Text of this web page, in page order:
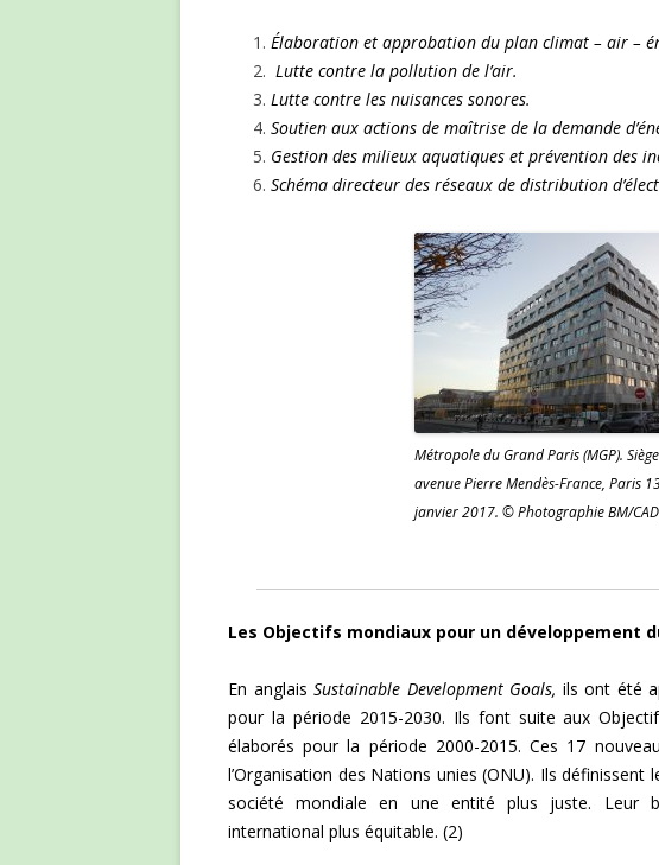
Élaboration et approbation du plan climat – air –
Lutte contre la pollution de l’air.
Lutte contre les nuisances sonores.
Soutien aux actions de maîtrise de la demande
Gestion des milieux aquatiques et prévention des
Schéma directeur des réseaux de distribution
Métropole du Grand Paris (MGP).
avenue Pierre Mendès-France, Paris
janvier 2017. © Photographie BM/
Les Objectifs mondiaux pour un développement
En anglaisSustainable Development Goals, ils ont été
pour la période 2015-2030. Ils font suite aux
élaborés pour la période 2000-2015. Ces 17
l’Organisation des Nations unies (ONU). Ils
société mondiale en une entité plus juste. Leur
international plus équitable. (2)